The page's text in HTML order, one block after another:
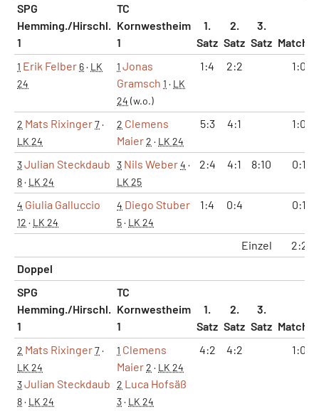
SPG
Hemming./Hirschl.
1
TC
Kornwestheim
1
1.
Satz
2.
Satz
3.
Satz
1 Erik Felber 6· LK
24
1 Jonas
Gramsch 1 · LK
24 (w.o.)
1:4 2:2 1:0
2 Mats Rixinger7·
LK 24
2 Clemens
Maier2 · LK 24
5:3 4:1 1:0
3Julian Steckdaub
8· LK 24
3 Nils Weber4 ·
LK 25
2:4 4:1 8:10 0:1
4 Giulia Galluccio
12 · LK 24
4 Diego Stuber
5· LK 24
1:4 0:4 0:1
Einzel
2:2
Doppel
SPG
Hemming./Hirschl.
1
TC
Kornwestheim
1
1.
Satz
2.
Satz
3.
Satz
2 Mats Rixinger7·
LK 24
3Julian Steckdaub
8· LK 24
1 Clemens
Maier2 · LK 24
2 Luca Hofsäß
3· LK 24
4:2 4:2 1:0